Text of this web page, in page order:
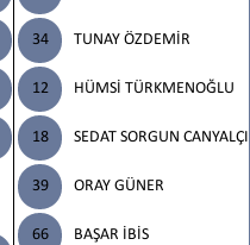
34 TUNAY ÖZDEMİR
12 HÜMSİ TÜRKMENOĞLU
18 SEDAT SORGUN
39 ORAY GÜNER
66 BAŞAR İBİS